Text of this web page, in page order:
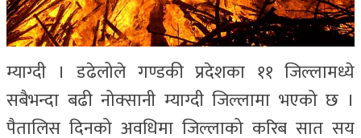
म्याग्दी । डढेलोले गण्डकी प्रदेशका ११ जिल्लामध्ये
सबैभन्दा बढी नोक्सानी म्याग्दी जिल्लामा भएको छ ।
पैतालिस दिनको अवधिमा जिल्लाको करिब सात सय